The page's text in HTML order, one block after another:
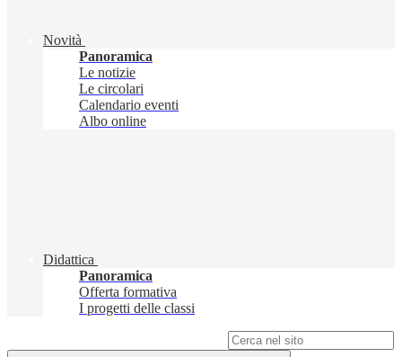
Novità
Panoramica
Le notizie
Le circolari
Calendario eventi
Albo online
Didattica
Panoramica
Offerta formativa
I progetti delle classi